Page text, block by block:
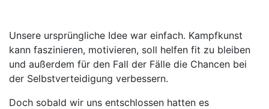
Unsere ursprüngliche Idee war einfach. Kampfkunst
kann faszinieren, motivieren, soll helfen fit zu bleiben
und außerdem für den Fall der Fälle die Chancen bei
der Selbstverteidigung verbessern.
Doch sobald wir uns entschlossen hatten es